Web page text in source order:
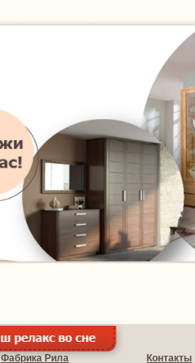
Фабрика Рила Контакты